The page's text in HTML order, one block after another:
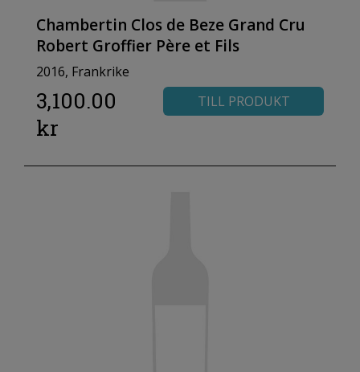
Chambertin Clos de Beze Grand Cru
Robert Groffier Père et Fils
2016, Frankrike
3,100.00
kr
TILL PRODUKT